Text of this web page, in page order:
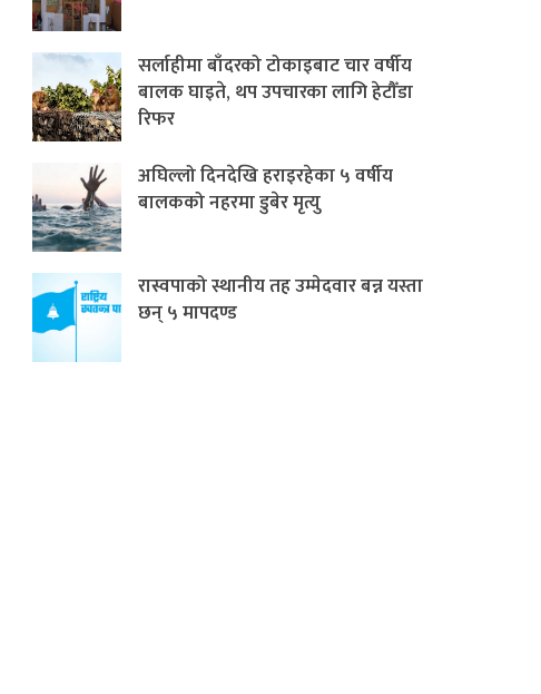
सर्लाहीमा बाँदरको टोकाइबाट चार वर्षीय
बालक घाइते, थप उपचारका लागि हेटौँडा
रिफर
अघिल्लो दिनदेखि हराइरहेका ५ वर्षीय
बालकको नहरमा डुबेर मृत्यु
रास्वपाको स्थानीय तह उम्मेदवार बन्न यस्ता
छन् ५ मापदण्ड